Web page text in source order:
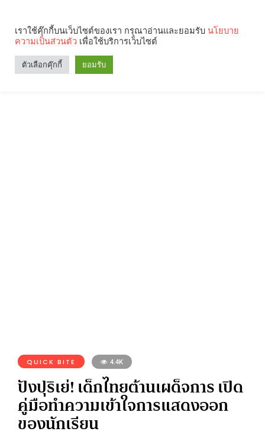
QUICK BITE 4.4K
ปังปุริเย่! เด็กไทยต้านเผด็จการ เปิด
คู่มือทำความเข้าใจการแสดงออก
ของนักเรียน
เราใช้คุ๊กกี้บนเว็บไซต์ของเรา กรุณาอ่านและยอมรับ นโยบาย
ความเป็นส่วนตัว เพื่อใช้บริการเว็บไซต์
ตัวเลือกคุ๊กกี้ ยอมรับ